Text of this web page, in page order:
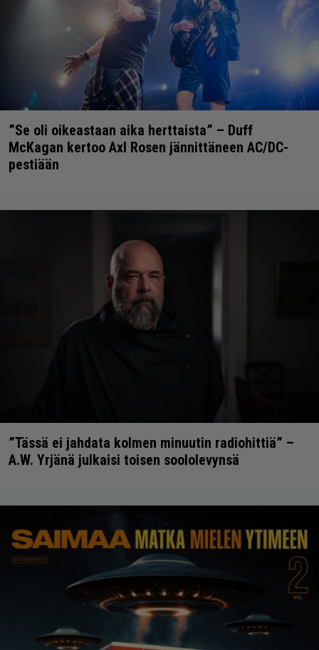
”Se oli oikeastaan aika herttaista” – Duff
McKagan kertoo Axl Rosen jännittäneen AC/DC-
pestiään
”Tässä ei jahdata kolmen minuutin radiohittiä” –
A.W. Yrjänä julkaisi toisen soololevynsä